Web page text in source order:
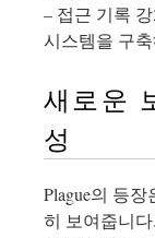
– 접근 기록
시스템을 구
새로운
성
Plague의 등
히 보여줍니